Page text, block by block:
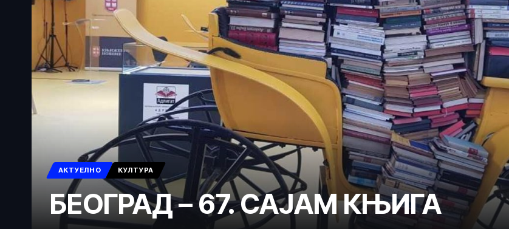
АКТУЕЛНО КУЛТУРА
БЕОГРАД – 67. САЈАМ КЊИГА